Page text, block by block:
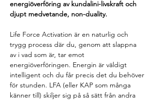
energiöverföring av kundalini-livskraft och
djupt medvetande, non-duality.
Life Force Activation är en naturlig och
trygg process där du, genom att slappna
av i vad som är, tar emot
energiöverföringen. Energin är väldigt
intelligent och du får precis det du behöver
för stunden. LFA (eller KAP som många
känner till) skiljer sig på så sätt från andra